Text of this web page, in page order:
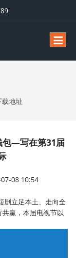
地址
包—写在第31届
08 10:54
剧立足本土、走向全
赢，本届电视节以